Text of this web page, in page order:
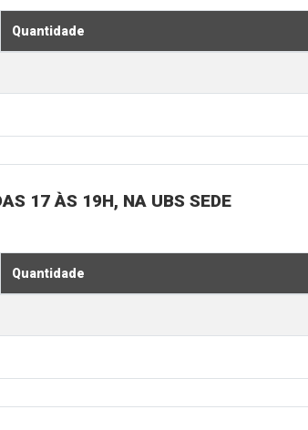
Quantidade
17 ÀS 19H, NA UBS SEDE
Quantidade